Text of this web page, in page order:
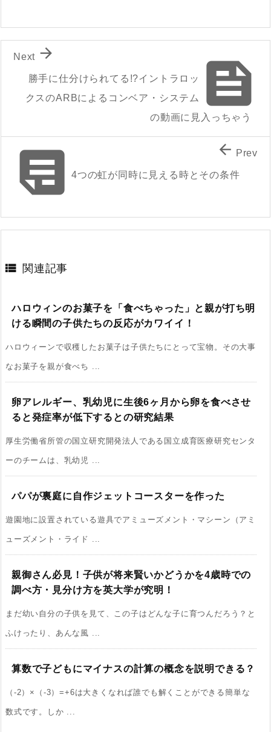

勝手に仕分けられてる!?イントラロッ
クスのARBによるコンベア・システム
の動画に見入っちゃう

Next
4つの虹が同時に見える時とその条件
 Prev
 関連記事
ハロウィンのお菓子を「食べちゃった」と親が打ち明
ける瞬間の子供たちの反応がカワイイ！
ハロウィーンで収穫したお菓子は子供たちにとって宝物。その大事
なお菓子を親が食べち ...
卵アレルギー、乳幼児に生後6ヶ月から卵を食べさせ
ると発症率が低下するとの研究結果
厚生労働省所管の国立研究開発法人である国立成育医療研究センタ
ーのチームは、乳幼児 ...
パパが裏庭に自作ジェットコースターを作った
遊園地に設置されている遊具でアミューズメント・マシーン（アミ
ューズメント・ライド ...
親御さん必見！子供が将来賢いかどうかを4歳時での
調べ方・見分け方を英大学が究明！
まだ幼い自分の子供を見て、この子はどんな子に育つんだろう？と
ふけったり、あんな風 ...
算数で子どもにマイナスの計算の概念を説明できる？
（-2）×（-3）=+6は大きくなれば誰でも解くことができる簡単な
数式です。しか ...